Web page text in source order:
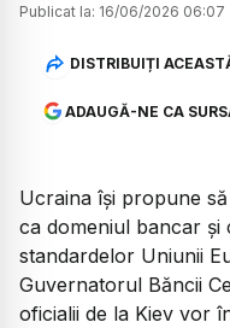
Publicat la: 16/06/2026 06:07
DISTRIBUIȚI
ADAUGĂ-NE CA
Ucraina își propune
ca domeniul bancar și
standardelor Uniunii
Guvernatorul Băncii
oficialii de la Kiev vor